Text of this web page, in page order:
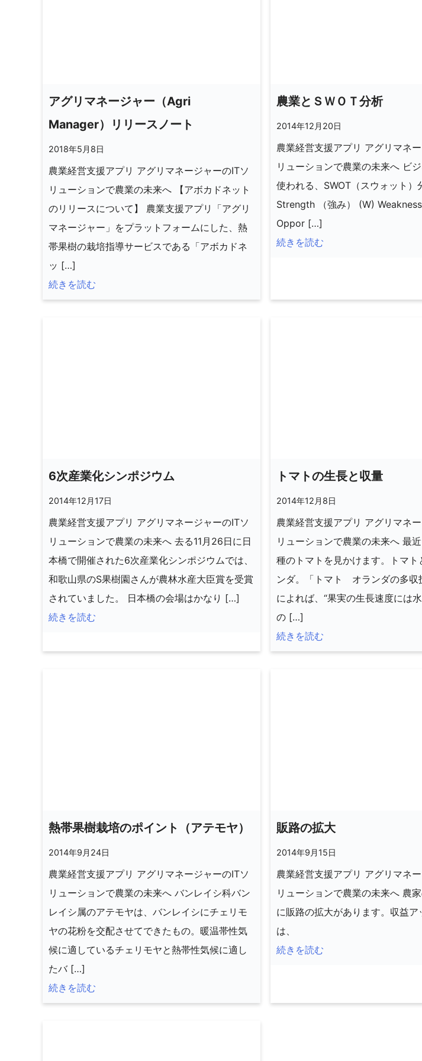
アグリマネージャー（Agri
Manager）リリースノート
2018年5月8日
農業経営支援アプリ アグリマネージャーのITソ
リューションで農業の未来へ 【アボカドネット
のリリースについて】 農業支援アプリ「アグリ
マネージャー」をプラットフォームにした、熱
帯果樹の栽培指導サービスである「アボカドネ
ッ […]
続きを読む
農業とＳＷＯＴ分析
2014年12月20日
農業経営支援アプリ アグリマネ
リューションで農業の未来へ ビ
使われる、SWOT（スウォット）
Strength （強み） (W)
Oppor […]
続きを読む
6次産業化シンポジウム
2014年12月17日
農業経営支援アプリ アグリマネージャーのITソ
リューションで農業の未来へ 去る11月26日に日
本橋で開催された6次産業化シンポジウムでは、
和歌山県のS果樹園さんが農林水産大臣賞を受賞
されていました。 日本橋の会場はかなり […]
続きを読む
トマトの生長と収量
2014年12月8日
農業経営支援アプリ アグリマネ
リューションで農業の未来へ 最
種のトマトを見かけます。トマト
ンダ。「トマト オランダの多収
によれば、“果実の生長速度には
の […]
続きを読む
熱帯果樹栽培のポイント（アテモヤ）
2014年9月24日
農業経営支援アプリ アグリマネージャーのITソ
リューションで農業の未来へ バンレイシ科バン
レイシ属のアテモヤは、バンレイシにチェリモ
ヤの花粉を交配させてできたもの。暖温帯性気
候に適しているチェリモヤと熱帯性気候に適し
たバ […]
続きを読む
販路の拡大
2014年9月15日
農業経営支援アプリ アグリマネ
リューションで農業の未来へ 農
に販路の拡大があります。収益ア
は、
続きを読む